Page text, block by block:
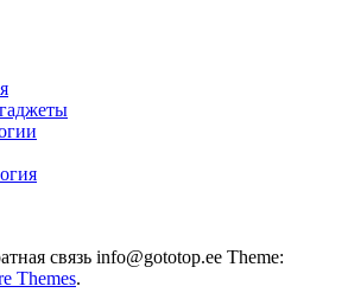
связь info@gototop.ee Theme:
Themes.